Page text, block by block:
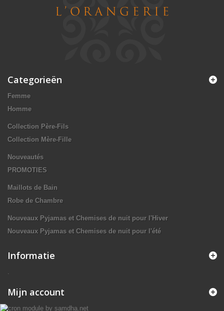
Categorieën
Femme
Homme
Collection Père-Fils
Collection Mère-Fille
Nouveautés
PROMOTIES
Maillots de Bain
Robe de Chambre
Nouveaux Pyjamas et Chemises de nuit pour l'Hiver
Nouveaux Pyjamas et Chemises de nuit pour l'été
Informatie
Mijn account